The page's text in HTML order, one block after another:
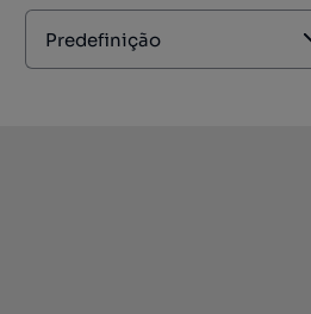
Predefinição